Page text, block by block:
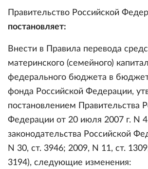
Правительство Российской
постановляет:
Внести в Правила перевода
материнского (семейного)
федерального бюджета в
фонда Российской Федерации,
постановлением Правительства
Федерации от 20 июля 2007 г. N
законодательства Российской
N 30, ст. 3946; 2009, N 11, ст.
3194), следующие изменения: